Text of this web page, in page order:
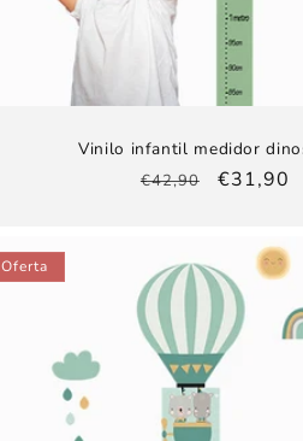
Vinilo infantil medidor
Precio
€42,90
Precio
€31,90
Oferta